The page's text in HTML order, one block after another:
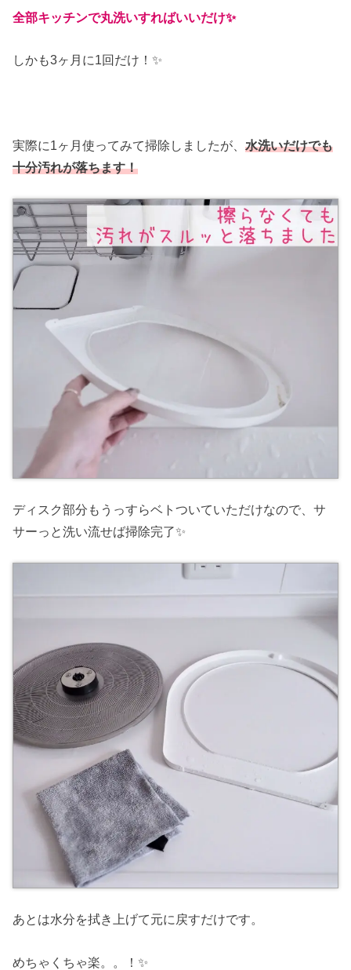
全部キッチンで丸洗いすればいいだけ✨
しかも3ヶ月に1回だけ！✨
実際に1ヶ月使ってみて掃除しましたが、水洗いだけでも
十分汚れが落ちます！
ディスク部分もうっすらベトついていただけなので、サ
サーっと洗い流せば掃除完了✨
あとは水分を拭き上げて元に戻すだけです。
めちゃくちゃ楽。。！✨